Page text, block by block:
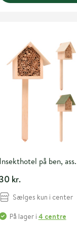
Insekthotel på ben, ass.
kr.
Sælges kun i center
På lageri 4 centre